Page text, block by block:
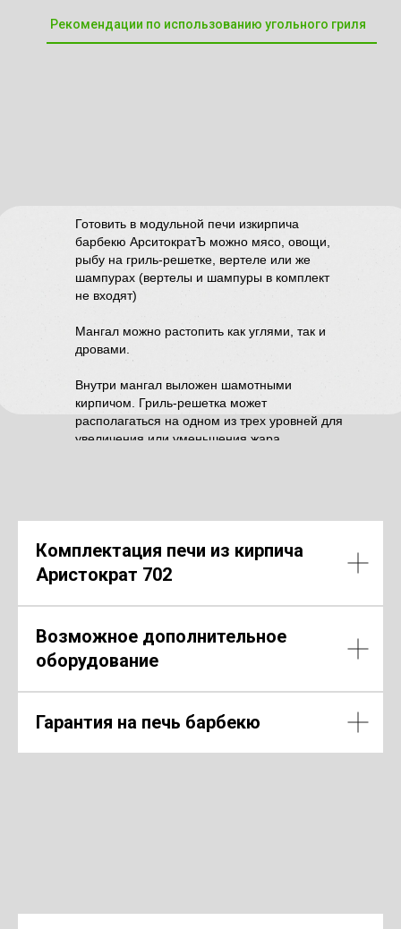
Рекомендации по использованию угольного гриля
Готовить в модульной печи изкирпича
барбекю АрситократЪ можно мясо, овощи,
рыбу на гриль-решетке, вертеле или же
шампурах (вертелы и шампуры в комплект
не входят)
Мангал можно растопить как углями, так и
дровами.
Внутри мангал выложен шамотными
кирпичом. Гриль-решетка может
располагаться на одном из трех уровней для
увеличения или уменьшения жара.
Комплектация печи из кирпича
Аристократ 702
Возможное дополнительное
оборудование
Гарантия на печь барбекю